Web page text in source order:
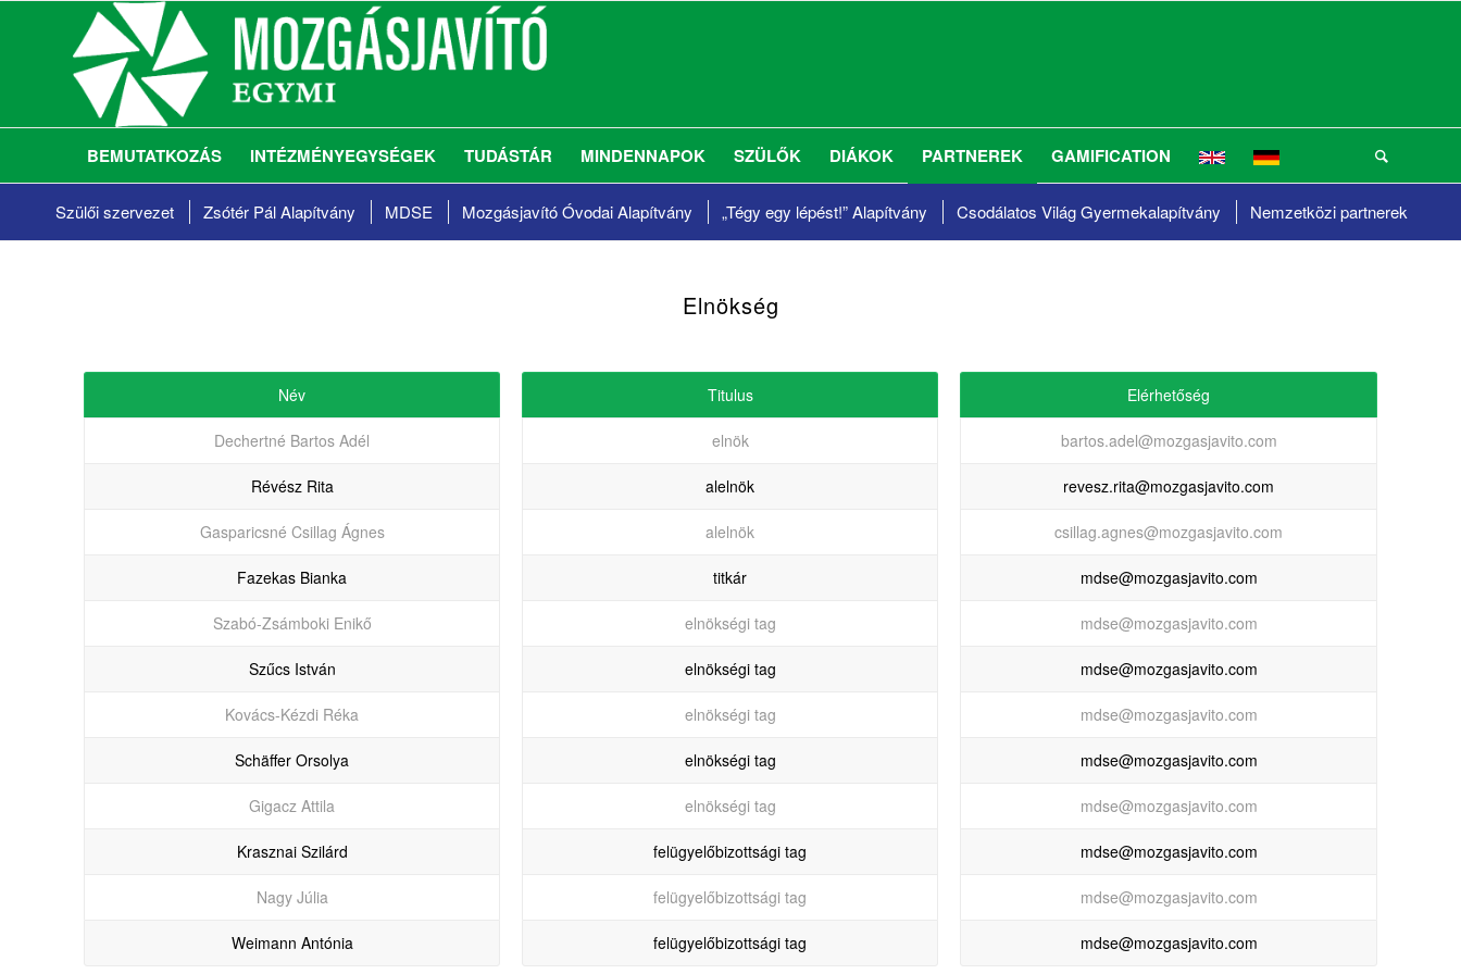
BEMUTATKOZÁS INTÉZMÉNYEGYSÉGEK TUDÁSTÁR MINDENNAPOK SZÜLŐK DIÁKOK PARTNEREK GAMIFICATION
Szülői szervezet Zsótér Pál Alapítvány MDSE Mozgásjavító Óvodai Alapítvány „Tégy egy lépést!”Alapítvány Csodálatos VilágGyermekalapítvány Nemzetközi partnerek
Elnökség
Név
Dechertné Bartos Adél
Révész Rita
Gasparicsné Csillag Ágnes
Fazekas Bianka
Szabó-Zsámboki Enikő
Szűcs István
Kovács-Kézdi Réka
Schäffer Orsolya
Gigacz Attila
Krasznai Szilárd
Nagy Júlia
Weimann Antónia
Titulus
elnök
alelnök
alelnök
titkár
elnökségi tag
elnökségi tag
elnökségi tag
elnökségi tag
elnökségi tag
felügyelőbizottsági tag
felügyelőbizottsági tag
felügyelőbizottsági tag
Elérhetőség
bartos.adel@mozgasjavito.com
revesz.rita@mozgasjavito.com
csillag.agnes@mozgasjavito.com
mdse@mozgasjavito.com
mdse@mozgasjavito.com
mdse@mozgasjavito.com
mdse@mozgasjavito.com
mdse@mozgasjavito.com
mdse@mozgasjavito.com
mdse@mozgasjavito.com
mdse@mozgasjavito.com
mdse@mozgasjavito.com